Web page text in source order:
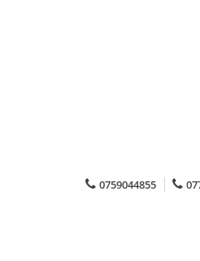
0759044855